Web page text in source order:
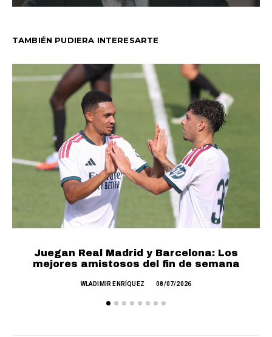
TAMBIÉN PUDIERA INTERESARTE
Juegan Real Madrid y Barcelona: Los
mejores amistosos del fin de semana
WLADIMIR ENRÍQUEZ 08/07/2026